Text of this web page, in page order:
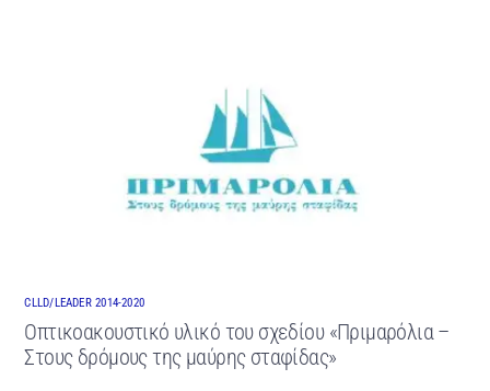
CLLD/LEADER 2014-2020
Οπτικοακουστικό υλικό του σχεδίου «Πριμαρόλια –
Στους δρόμους της μαύρης σταφίδας»